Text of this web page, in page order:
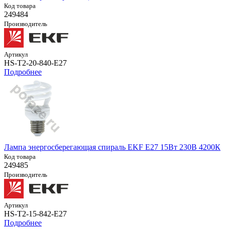
Код товара
249484
Производитель
Артикул
HS-T2-20-840-E27
Подробнее
Лампа энергосберегающая спираль EKF E27 15Вт 230В 4200К
Код товара
249485
Производитель
Артикул
HS-T2-15-842-E27
Подробнее